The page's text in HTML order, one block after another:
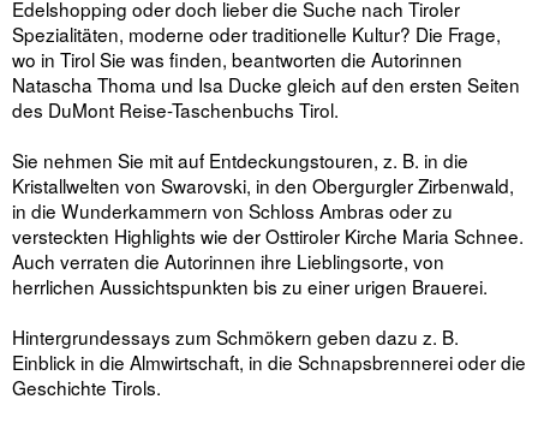
Edelshopping oder doch lieber die Suche nach Tiroler
Spezialitäten, moderne oder traditionelle Kultur? Die Frage,
wo in Tirol Sie was finden, beantworten die Autorinnen
Natascha Thoma und Isa Ducke gleich auf den ersten Seiten
des DuMont Reise-Taschenbuchs Tirol.
Sie nehmen Sie mit auf Entdeckungstouren, z. B. in die
Kristallwelten von Swarovski, in den Obergurgler Zirbenwald,
in die Wunderkammern von Schloss Ambras oder zu
versteckten Highlights wie der Osttiroler Kirche Maria Schnee.
Auch verraten die Autorinnen ihre Lieblingsorte, von
herrlichen Aussichtspunkten bis zu einer urigen Brauerei.
Hintergrundessays zum Schmökern geben dazu z. B.
Einblick in die Almwirtschaft, in die Schnapsbrennerei oder die
Geschichte Tirols.